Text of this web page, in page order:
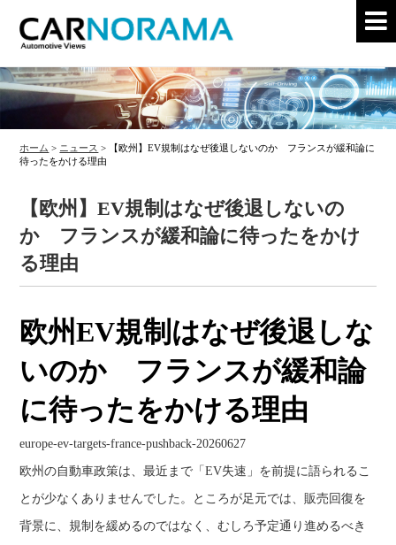
ホーム > ニュース >
【欧州】EV規制はなぜ後退しないのか フランスが緩和論に
待ったをかける理由
【欧州】EV規制はなぜ後退しないの
か フランスが緩和論に待ったをかけ
る理由
欧州EV規制はなぜ後退しな
いのか フランスが緩和論
に待ったをかける理由
europe-ev-targets-france-pushback-20260627
欧州の自動車政策は、最近まで「EV失速」を前提に語られるこ
とが少なくありませんでした。ところが足元では、販売回復を
背景に、規制を緩めるのではなく、むしろ予定通り進めるべき